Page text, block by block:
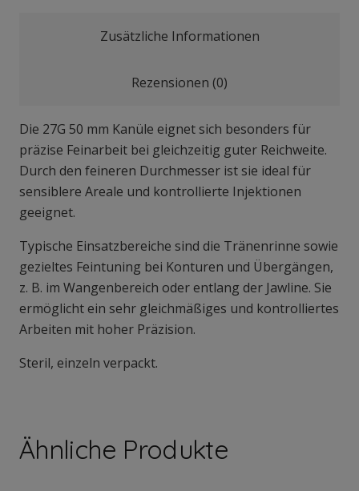
Zusätzliche Informationen
Rezensionen (0)
Die 27G 50 mm Kanüle eignet sich besonders für
präzise Feinarbeit bei gleichzeitig guter Reichweite.
Durch den feineren Durchmesser ist sie ideal für
sensiblere Areale und kontrollierte Injektionen
geeignet.
Typische Einsatzbereiche sind die Tränenrinne sowie
gezieltes Feintuning bei Konturen und Übergängen,
z. B. im Wangenbereich oder entlang der Jawline. Sie
ermöglicht ein sehr gleichmäßiges und kontrolliertes
Arbeiten mit hoher Präzision.
Steril, einzeln verpackt.
Ähnliche Produkte